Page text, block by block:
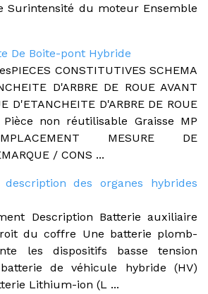
Surintensité du moteur Ensemble
De Boite-pont Hybride
CONSTITUTIVES SCHEMA
D'ARBRE DE ROUE AVANT
D'ETANCHEITE D'ARBRE DE ROUE
non réutilisable Graisse MP
MESURE DE
/ CONS ...
des organes hybrides
Description Batterie auxiliaire
du coffre Une batterie plomb-
les dispositifs basse tension
de véhicule hybride (HV)
Lithium-ion (L ...